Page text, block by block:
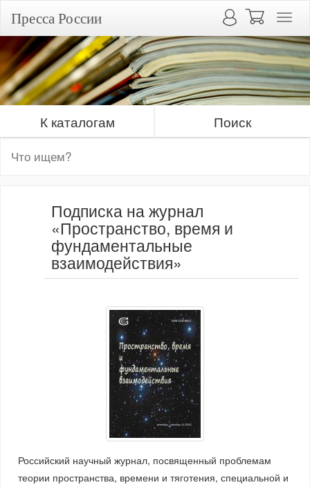
Пресса России
К каталогам Поиск
Подписка на журнал
«Пространство, время и
фундаментальные
взаимодействия»
Российский научный журнал, посвященный проблемам
теории пространства, времени и тяготения, специальной и